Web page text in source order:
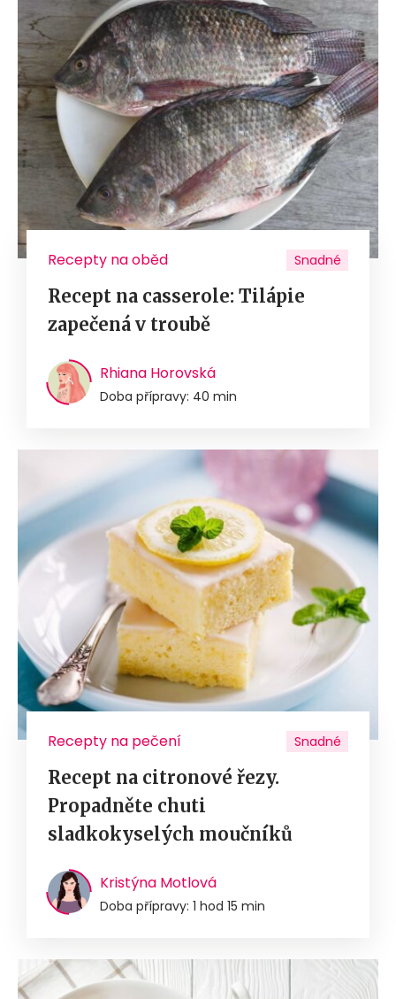
Recepty na oběd Snadné
Recept na casserole: Tilápie
zapečená v troubě
Rhiana Horovská
Doba přípravy: 40 min
Recepty na pečení Snadné
Recept na citronové řezy.
Propadněte chuti
sladkokyselých moučníků
Kristýna Motlová
Doba přípravy: 1 hod 15 min